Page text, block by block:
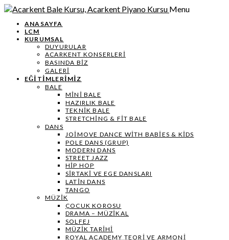
Menu
ANASAYFA
LCM
KURUMSAL
DUYURULAR
ACARKENT KONSERLERİ
BASINDA BİZ
GALERİ
EĞİTİMLERİMİZ
BALE
MİNİ BALE
HAZIRLIK BALE
TEKNIK BALE
STRETCHING & FIT BALE
DANS
JOIMOVE DANCE WITH BABIES & KIDS
POLE DANS (GRUP)
MODERN DANS
STREET JAZZ
HIP HOP
SIRTAKI VE EGE DANSLARI
LATIN DANS
TANGO
MÜZIK
ÇOCUK KOROSU
DRAMA – MÜZIKAL
SOLFEJ
MÜZIK TARIHI
ROYAL ACADEMY TEORI VE ARMONI